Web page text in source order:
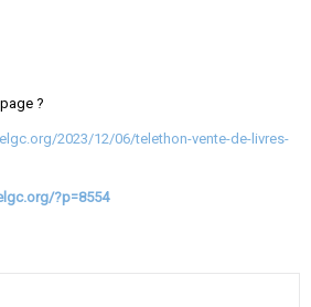
?
2023/12/06/telethon-vente-de-livres-
?p=8554